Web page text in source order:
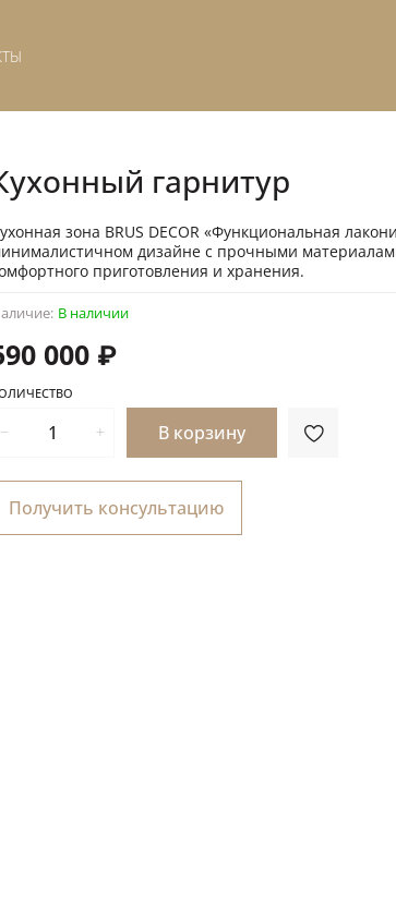
В наличии
гарнитур
000 ₽
В корзину
Получить консультацию
зона BRUS DECOR «Функциональная
дизайне с прочными
приготовления и хранения.